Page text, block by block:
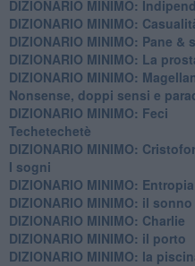
DIZIONARIO MINIMO:
DIZIONARIO MINIMO:
​DIZIONARIO MINIMO: Pane &
DIZIONARIO MINIMO: La
​DIZIONARIO MINIMO:
Nonsense, doppi sensi e
DIZIONARIO MINIMO: Feci
Techetechetè
DIZIONARIO MINIMO:
I sogni
DIZIONARIO MINIMO: Entropia
DIZIONARIO MINIMO: il sonno
DIZIONARIO MINIMO: Charlie
DIZIONARIO MINIMO: il porto
DIZIONARIO MINIMO: la